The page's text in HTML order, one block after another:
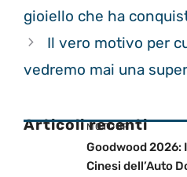
gioiello che ha
Il vero motivo per
vedremo mai una
Articoli recenti
MOTOGP
Goodwood 2026:
Cinesi dell’Auto